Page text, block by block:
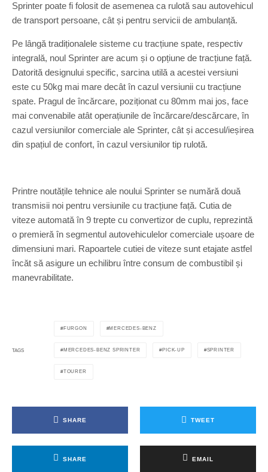
Sprinter poate fi folosit de asemenea ca rulotă sau autovehicul
de transport persoane, cât și pentru servicii de ambulanță.
Pe lângă tradiționalele sisteme cu tracțiune spate, respectiv
integrală, noul Sprinter are acum și o opțiune de tracțiune față.
Datorită designului specific, sarcina utilă a acestei versiuni
este cu 50kg mai mare decât în cazul versiunii cu tracțiune
spate. Pragul de încărcare, poziționat cu 80mm mai jos, face
mai convenabile atât operațiunile de încărcare/descărcare, în
cazul versiunilor comerciale ale Sprinter, cât și accesul/ieșirea
din spațiul de confort, în cazul versiunilor tip rulotă.
Printre noutățile tehnice ale noului Sprinter se numără două
transmisii noi pentru versiunile cu tracțiune față. Cutia de
viteze automată în 9 trepte cu convertizor de cuplu, reprezintă
o premieră în segmentul autovehiculelor comerciale ușoare de
dimensiuni mari. Rapoartele cutiei de viteze sunt etajate astfel
încăt să asigure un echilibru între consum de combustibil și
manevrabilitate.
TAGS
FURGON MERCEDES-BENZ
MERCEDES-BENZ SPRINTER PICK-UP SPRINTER
TOURER
SHARE TWEET
SHARE EMAIL